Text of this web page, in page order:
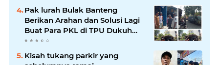
Pak lurah Bulak Banteng
Berikan Arahan dan Solusi Lagi
Buat Para PKL di TPU Dukuh
Bulak Banteng Surabaya
Kisah tukang parkir yang